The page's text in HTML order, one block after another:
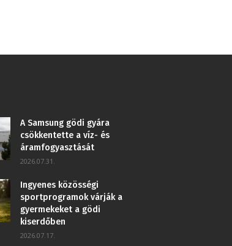
A Samsung gödi gyára
csökkentette a víz- és
áramfogyasztását
2026.07.31.
Ingyenes közösségi
sportprogramok várják a
gyermekeket a gödi
kiserdőben
2026.07.17.